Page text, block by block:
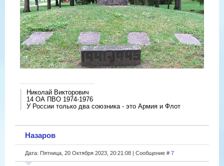
Николай Викторович
14 ОА ПВО 1974-1976
У России только два союзника - это Армия и Флот
Назаров
Дата: Пятница, 20 Октября 2023, 20:21:08 | Сообщение # 7